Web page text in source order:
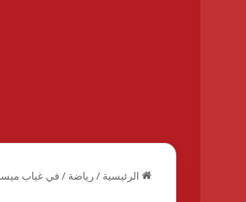
الرئيسية /رياضة /في غياب